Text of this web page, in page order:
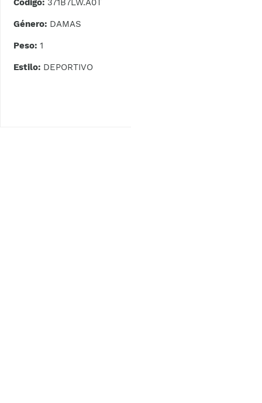
Código: 371B7LW.A0T
Género: DAMAS
Peso:1
Estilo: DEPORTIVO